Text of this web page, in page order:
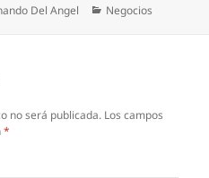
Del Angel Categorías
Negocios
no será publicada. Los campos
*